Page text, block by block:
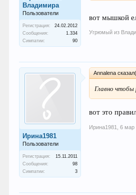
Владимира
Пользователи
Регистрация:
24.02.2012
Сообщения:
1.334
Симпатии:
90
вот мышкой
Угрюмый из
Ирина1981
Пользователи
Регистрация:
15.11.2011
Сообщения:
98
Симпатии:
3
Annalena
Главно чтобы
вот это
Ирина1981 6 мар